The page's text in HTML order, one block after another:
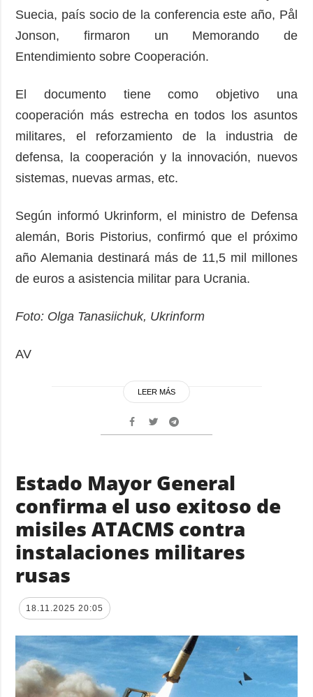
Suecia, país socio de la conferencia este año, Pål
Jonson, firmaron un Memorando de
Entendimiento sobre Cooperación.
El documento tiene como objetivo una
cooperación más estrecha en todos los asuntos
militares, el reforzamiento de la industria de
defensa, la cooperación y la innovación, nuevos
sistemas, nuevas armas, etc.
Según informó Ukrinform, el ministro de Defensa
alemán, Boris Pistorius, confirmó que el próximo
año Alemania destinará más de 11,5 mil millones
de euros a asistencia militar para Ucrania.
Foto: Olga Tanasiichuk, Ukrinform
AV
LEER MÁS
Estado Mayor General
confirma el uso exitoso de
misiles ATACMS contra
instalaciones militares
rusas
18.11.2025 20:05